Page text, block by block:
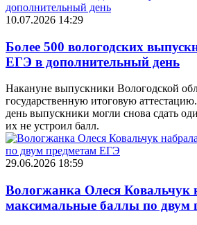
10.07.2026 14:29
Более 500 вологодских
ЕГЭ в дополнительный день
Накануне выпускники Вологодской
государственную итоговую
день выпускники могли снова сдать
их не устроил балл.
29.06.2026 18:59
Вологжанка Олеся Ковальчук
максимальные баллы по двум